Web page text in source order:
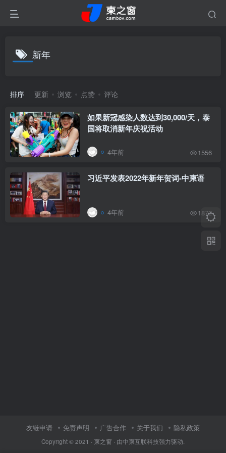
新年
排序 更新 浏览 点赞 评论
如果新冠感染人数达到30,000/天，泰
国将取消新年庆祝活动
4年前 1556
习近平发表2022年新年贺词-中柬语
4年前 1872
友链申请 免责声明 广告合作 关于我们 隐私政策
Copyright © 2021 · 柬之窗 · 由中柬互联科技强力驱动.